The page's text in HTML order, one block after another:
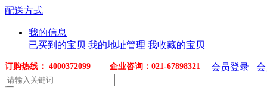
配送方式
我的信息
已买到的宝贝 我的地址管理 我收藏的宝贝
订购热线： 4000372099 企业咨询：021-67898321 会员登录